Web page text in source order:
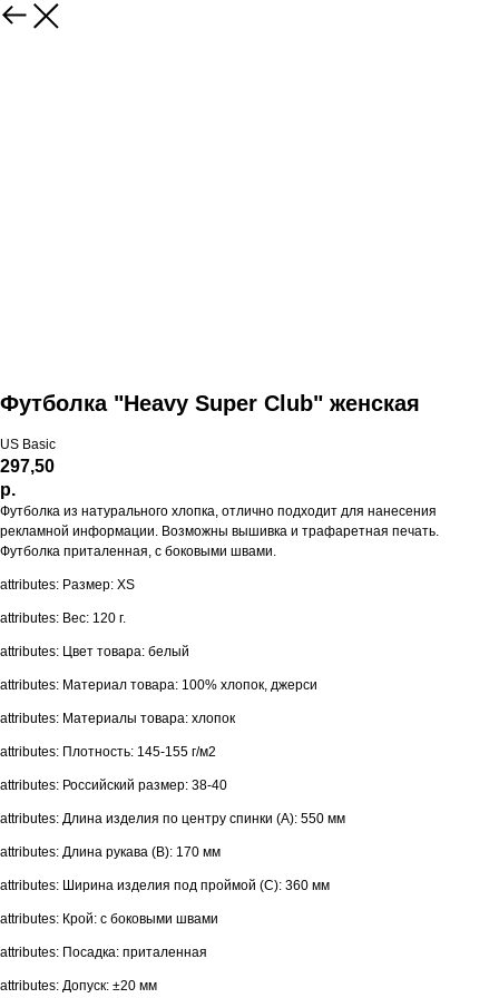
Футболка "Heavy Super Club" женская
US Basic
297,50
р.
Футболка из натурального хлопка, отлично подходит для нанесения
рекламной информации. Возможны вышивка и трафаретная печать.
Футболка приталенная, с боковыми швами.
attributes: Размер: XS
attributes: Вес: 120 г.
attributes: Цвет товара: белый
attributes: Материал товара: 100% хлопок, джерси
attributes: Материалы товара: хлопок
attributes: Плотность: 145-155 г/м2
attributes: Российский размер: 38-40
attributes: Длина изделия по центру спинки (A): 550 мм
attributes: Длина рукава (B): 170 мм
attributes: Ширина изделия под проймой (С): 360 мм
attributes: Крой: с боковыми швами
attributes: Посадка: приталенная
attributes: Допуск: ±20 мм